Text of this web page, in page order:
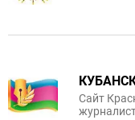
Сайт